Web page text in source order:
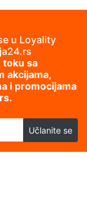
u Loyality
toku sa
akcijama,
i promocijama
Učlanite se